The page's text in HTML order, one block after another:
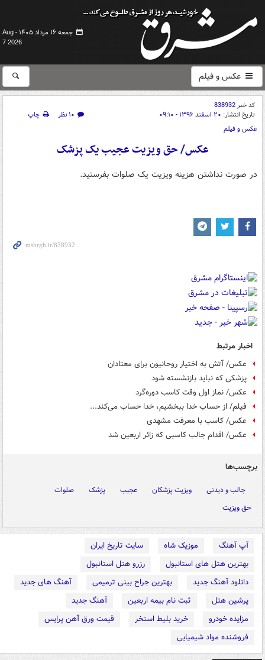
جمعه ۱۶ مرداد ۱۴۰۵ -
Aug
7 2026
عکس و فیلم
کد خبر838932
تاریخ انتشار: ۲۰ اسفند ۱۳۹۶ - ۰۹:۱۰ ۱۰ نظر
چاپ
عکس و فیلم
عکس/ حق ویزیت عجیب یک پزشک
در صورت نداشتن هزینه ویزیت یک صلوات بفرستید.
اخبار مرتبط
عکس/ آتش به اختیار روحانیون برای معتادان
پزشکی که نباید بازنشسته شود
عکس/ نماز اول وقت کاسب دوره‌گرد
فیلم/ از حساب خدا ببخشیم، خدا حساب می‌کند...
عکس/ کاسب با معرفت مشهدی
عکس/ اقدام جالب کاسبی که زائر اربعین شد
برچسب‌ها
جالب و دیدنی ویزیت پزشکان عجیب پزشک
صلوات
حق ویزیت
آپ آهنگ موزیک شاه
سایت تاریخ ایران
بهترین هتل های استانبول
رزرو هتل استانبول
دانلود آهنگ جدید
بهترین جراح بینی ترمیمی
آهنگ های جدید
پرشین هتل
ثبت نام بیمه اربعین
آهنگ جدید
مزایده خودرو
خرید بلیط استخر
قیمت ورق آهن پرایس
فروشنده مواد شیمیایی